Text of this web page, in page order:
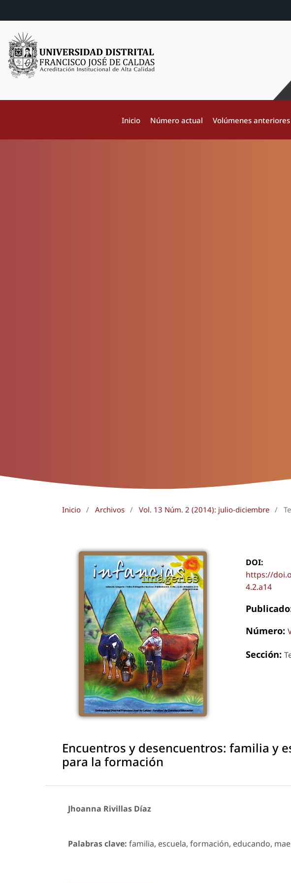
Inicio Número actual Volúmenes anteriores
Inicio / Archivos / Vol. 13 Núm. 2 (2014): julio-diciembre /
DOI:
https://
4.2.a14
Número:
Sección:
Encuentros y desencuentros: familia y
para la formación
Jhoanna Rivillas Díaz
Palabras clave: familia, escuela, formación, educando,